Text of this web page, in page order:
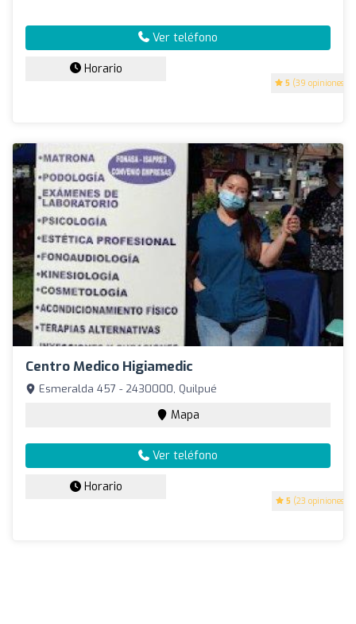
5 (39 opiniones)
Ver teléfono
Horario
Centro Medico Higiamedic
5 (23 opiniones)
Esmeralda 457 - 2430000, Quilpué
Mapa
Ver teléfono
Horario